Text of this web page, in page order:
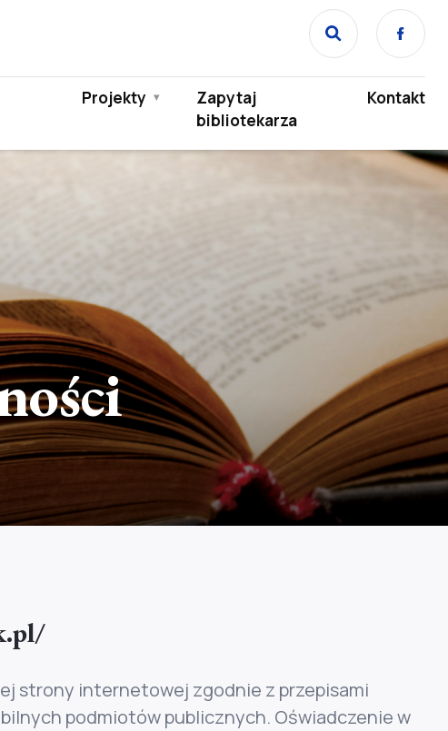
Projekty
Zapytaj
bibliotekarza
Kontakt
strony internetowej zgodnie z przepisami
podmiotów publicznych. Oświadczenie w